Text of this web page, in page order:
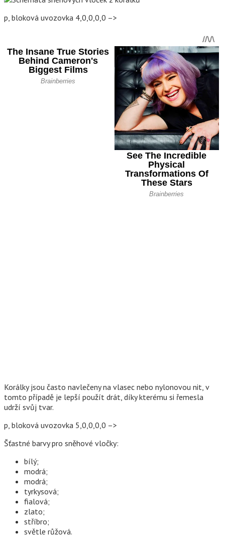
p, bloková uvozovka 4,0,0,0,0 –>
Korálky jsou často navlečeny na vlasec nebo nylonovou nit, v
tomto případě je lepší použít drát, díky kterému si řemesla
udrží svůj tvar.
p, bloková uvozovka 5,0,0,0,0 –>
Šťastné barvy pro sněhové vločky:
bílý;
modrá;
modrá;
tyrkysová;
fialová;
zlato;
stříbro;
světle růžová.